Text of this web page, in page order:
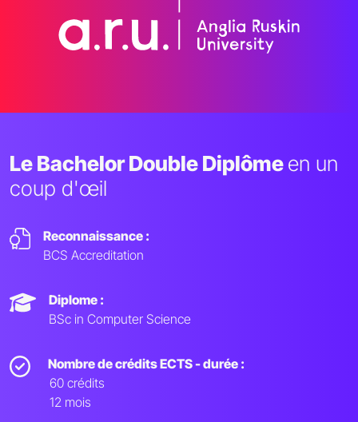
Le Bachelor Double Diplômeen un
coup d'œil
Reconnaissance :
BCS Accreditation
Diplome :
BSc in Computer Science
Nombre de crédits ECTS - durée :
60 crédits
12 mois